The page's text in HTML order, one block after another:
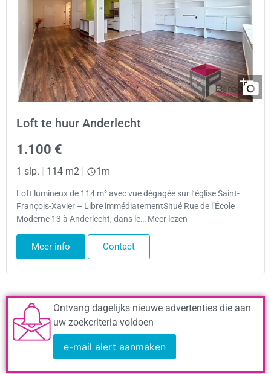
Loft te huur Anderlecht
1.100 €
1 slp. | 114 m2 | 1m
Loft lumineux de 114 m² avec vue dégagée sur l’église Saint-
François-Xavier – Libre immédiatementSitué Rue de l’École
Moderne 13 à Anderlecht, dans le… Meer lezen
Meer info Contact
Ontvang dagelijks nieuwe advertenties die aan
uw zoekcriteria voldoen
e-mail alert aanmaken